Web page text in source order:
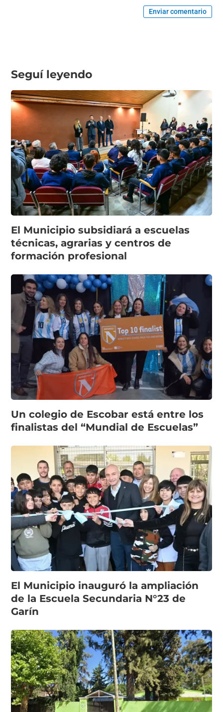
Enviar comentario
Seguí leyendo
El Municipio subsidiará a escuelas
técnicas, agrarias y centros de
formación profesional
Un colegio de Escobar está entre los
finalistas del “Mundial de Escuelas”
El Municipio inauguró la ampliación
de la Escuela Secundaria N°23 de
Garín